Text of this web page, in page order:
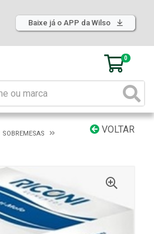
Baixe já o APP da Wilso
0
VOLTAR
SOBREMESAS